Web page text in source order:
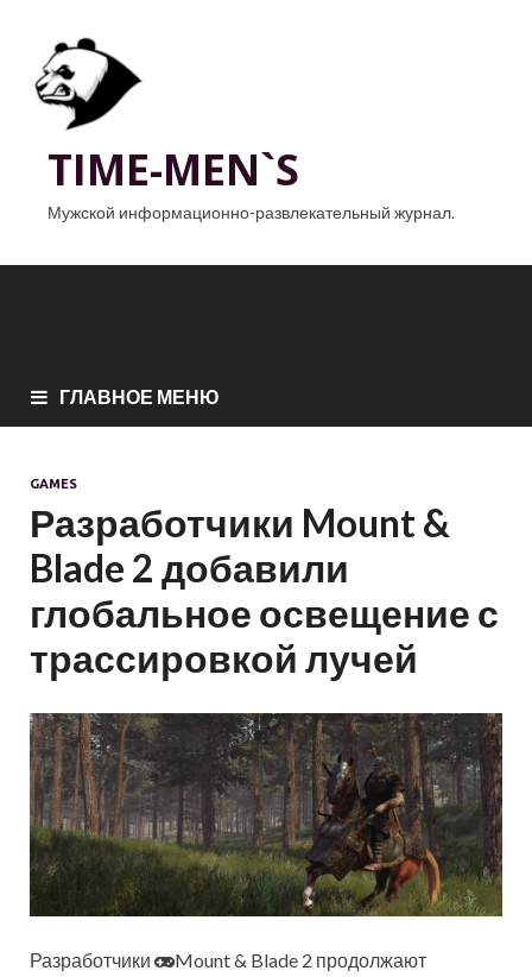
TIME-MEN`S
Мужской информационно-развлекательный журнал.
ГЛАВНОЕ МЕНЮ
GAMES
Разработчики Mount &
Blade 2 добавили
глобальное освещение с
трассировкой лучей
Разработчики
Mount & Blade 2 продолжают